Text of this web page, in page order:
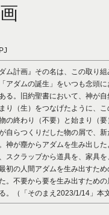
ダム計画』その名は、この取り
アダムの誕生」をいつも念頭
る。旧約聖書において、神が自
り（生）をつなげたように、
の終わり（不要）と始まり（要
自らつくりだした物の屑で、
神が塵からアダムを生み出した
スクラップから道具を、家具
初の人間アダムを生み出すた
。不要から要を生み出すため
。（「そのまえ2023/1/14」本